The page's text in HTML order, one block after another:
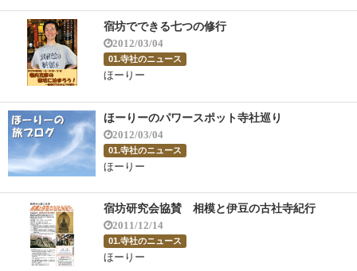
宿坊でできる七つの修行
2012/03/04
01.寺社のニュース
ほーりー
ほーりーのパワースポット寺社巡り
2012/03/04
01.寺社のニュース
ほーりー
宿坊研究会協賛 相模と伊豆の古社寺紀行
2011/12/14
01.寺社のニュース
ほーりー